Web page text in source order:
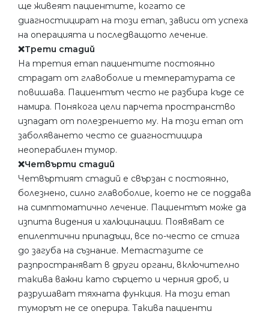
ще живеят пациентите, когато се
диагностицират на този етап, зависи от успеха
на операцията и последващото лечение.
❌Трети стадий
На третия етап пациентите постоянно
страдат от главоболие и температурата се
повишава. Пациентът често не разбира къде се
намира. Понякога цели парчета пространство
изпадат от полезрението му. На този етап от
заболяването често се диагностицира
неоперабилен тумор.
❌Четвърти стадий
Четвъртият стадий е свързан с постоянно,
болезнено, силно главоболие, което не се поддава
на симптоматично лечение. Пациентът може да
изпита видения и халюцинации. Появяват се
епилептични припадъци, все по-често се стига
до загуба на съзнание. Метастазите се
разпространяват в други органи, включително
такива важни като сърцето и черния дроб, и
разрушават тяхната функция. На този етап
туморът не се оперира. Такива пациенти